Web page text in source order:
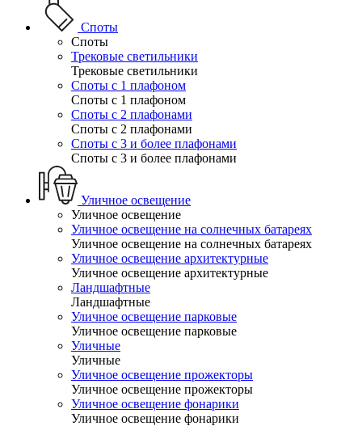
Споты
Споты
Трековые светильники
Трековые светильники
Споты с 1 плафоном
Споты с 1 плафоном
Споты с 2 плафонами
Споты с 2 плафонами
Споты с 3 и более плафонами
Споты с 3 и более плафонами
Уличное освещение
Уличное освещение
Уличное освещение на солнечных батареях
Уличное освещение на солнечных батареях
Уличное освещение архитектурные
Уличное освещение архитектурные
Ландшафтные
Ландшафтные
Уличное освещение парковые
Уличное освещение парковые
Уличные
Уличные
Уличное освещение прожекторы
Уличное освещение прожекторы
Уличное освещение фонарики
Уличное освещение фонарики